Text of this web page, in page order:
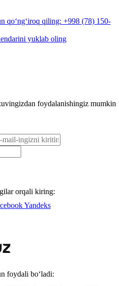
qoʻngʻiroq qiling: +998 (78) 150-
yuklab oling
foydalanishingiz mumkin
orqali kiring:
Yandeks
foydali boʻladi: